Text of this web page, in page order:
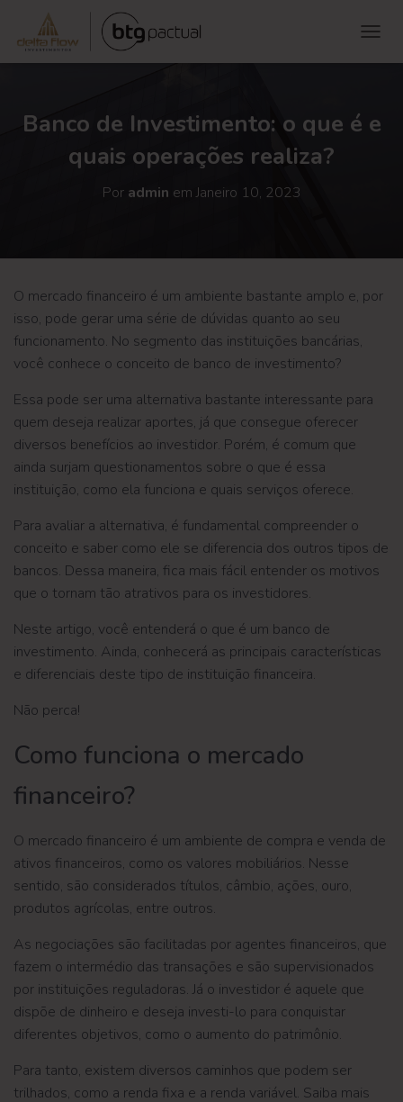
Banco de Investimento: o que é e
quais operações realiza?
Por admin em Janeiro 10, 2023
O mercado financeiro é um ambiente bastante amplo e, por
isso, pode gerar uma série de dúvidas quanto ao seu
funcionamento. No segmento das instituições bancárias,
você conhece o conceito de banco de investimento?
Essa pode ser uma alternativa bastante interessante para
quem deseja realizar aportes, já que consegue oferecer
diversos benefícios ao investidor. Porém, é comum que
ainda surjam questionamentos sobre o que é essa
instituição, como ela funciona e quais serviços oferece.
Para avaliar a alternativa, é fundamental compreender o
conceito e saber como ele se diferencia dos outros tipos de
bancos. Dessa maneira, fica mais fácil entender os motivos
que o tornam tão atrativos para os investidores.
Neste artigo, você entenderá o que é um banco de
investimento. Ainda, conhecerá as principais características
e diferenciais deste tipo de instituição financeira.
Não perca!
Como funciona o mercado
financeiro?
O mercado financeiro é um ambiente de compra e venda de
ativos financeiros, como os valores mobiliários. Nesse
sentido, são considerados títulos, câmbio, ações, ouro,
produtos agrícolas, entre outros.
As negociações são facilitadas por agentes financeiros, que
fazem o intermédio das transações e são supervisionados
por instituições reguladoras. Já o investidor é aquele que
dispõe de dinheiro e deseja investi-lo para conquistar
diferentes objetivos, como o aumento do patrimônio.
Para tanto, existem diversos caminhos que podem ser
trilhados, como a renda fixa e a renda variável. Saiba mais